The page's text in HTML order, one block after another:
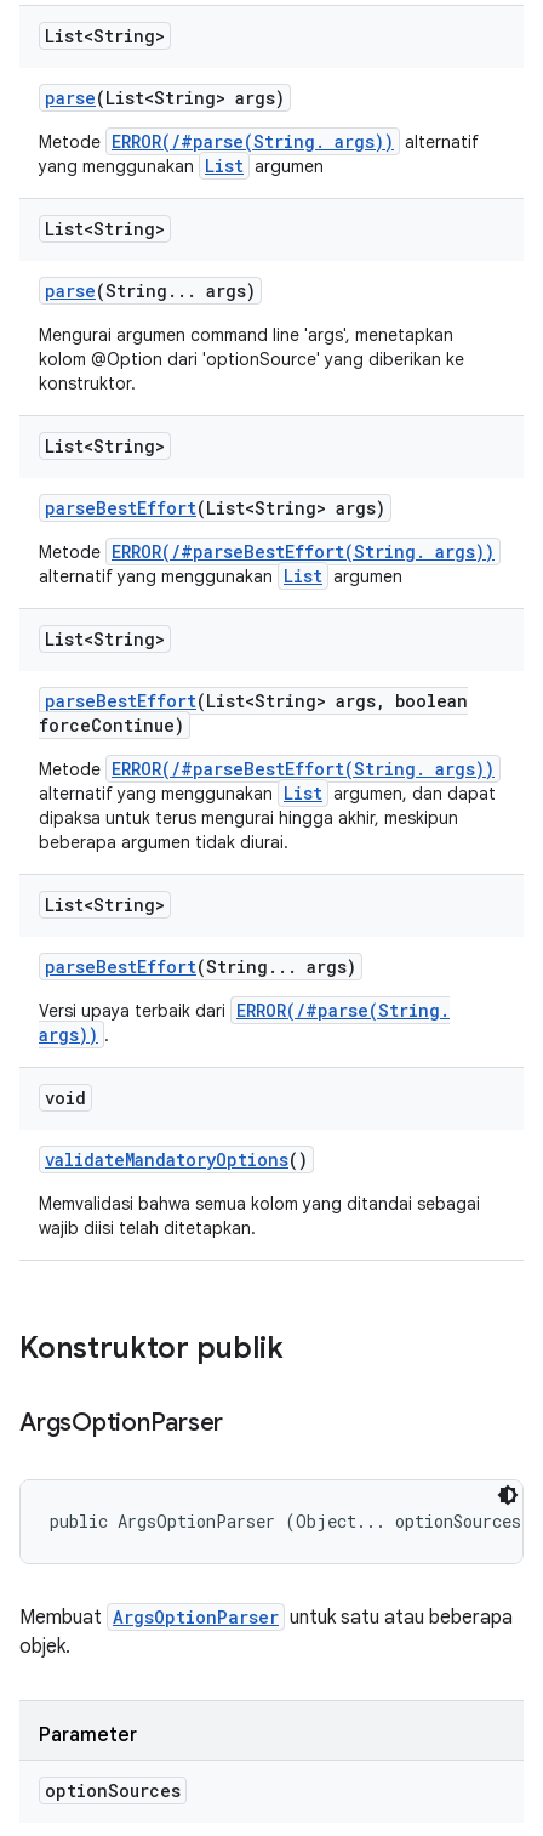
List<String>
parse(List<String> args)
Metode ERROR(/#parse(String. args))
alternatif
yang menggunakan
List argumen
List<String>
parse(String . . . args)
Mengurai argumen command line 'args', menetapkan
kolom @Option dari 'optionSource' yang diberikan ke
konstruktor.
List<String>
parseBestEffort(List<String> args)
Metode ERROR(/#parseBestEffort(String. args))
alternatif yang menggunakan List argumen
List<String>
parseBestEffort(List<String> args,
boolean
forceContinue)
Metode ERROR(/#parseBestEffort(String. args))
alternatif yang menggunakan List argumen, dan dapat
dipaksa untuk terus mengurai hingga akhir, meskipun
beberapa argumen tidak diurai.
List<String>
parseBestEffort(String . . . args)
Versi upaya terbaik dari
ERROR(/#parse(String.
args)) .
void
validateMandatoryOptions()
Memvalidasi bahwa semua kolom yang ditandai sebagai
wajib diisi telah ditetapkan.
Konstruktor publik
ArgsOptionParser
public ArgsOptionParser (Object... optionSources)
Membuat ArgsOptionParser untuk satu atau beberapa
objek.
Parameter
optionSources